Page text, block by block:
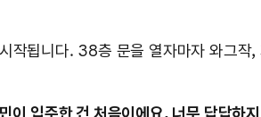
작됩니다. 38층 문을 열자마자 와그
이 입주한 건 처음이에요. 너무 답답하